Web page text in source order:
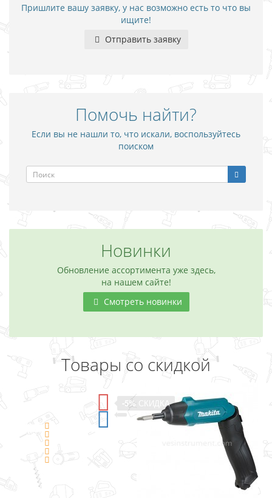
Пришлите вашу заявку, у нас возможно есть то что вы
ищите!
Отправить заявку
Помочь найти?
Если вы не нашли то, что искали, воспользуйтесь
поиском
Новинки
Обновление ассортимента уже здесь,
на нашем сайте!
Смотреть новинки
Товары со скидкой
СКИДКА